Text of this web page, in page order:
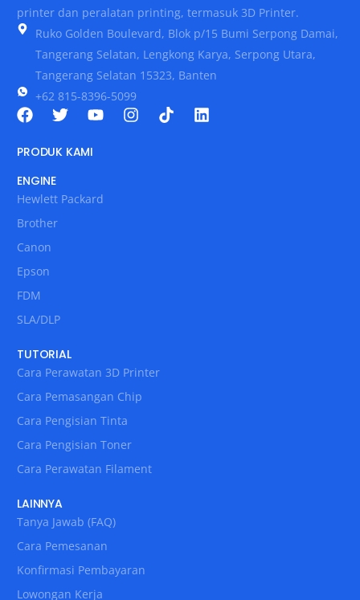
printer dan peralatan printing, termasuk 3D Printer.
Ruko Golden Boulevard, Blok p/15 Bumi Serpong Damai,
Tangerang Selatan, Lengkong Karya, Serpong Utara,
Tangerang Selatan 15323, Banten
+62 815-8396-5099
PRODUK KAMI
ENGINE
Hewlett Packard
Brother
Canon
Epson
FDM
SLA/DLP
TUTORIAL
Cara Perawatan 3D Printer
Cara Pemasangan Chip
Cara Pengisian Tinta
Cara Pengisian Toner
Cara Perawatan Filament
LAINNYA
Tanya Jawab (FAQ)
Cara Pemesanan
Konfirmasi Pembayaran
Lowongan Kerja